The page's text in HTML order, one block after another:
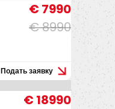
€ 8990
€ 7990
Подать заявку
€ 18990